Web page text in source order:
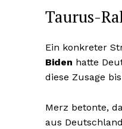
Taurus-
Ein konkreter
Biden hatte
diese Zusage
Merz betonte,
aus